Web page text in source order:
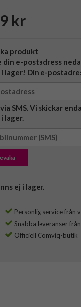
kr
produkt
din e-postadress
lager! Din e-
SMS. Vi skickar
lager.
ej i lager.
Personlig service från
Snabba leveranser
Officiell Comviq-butik